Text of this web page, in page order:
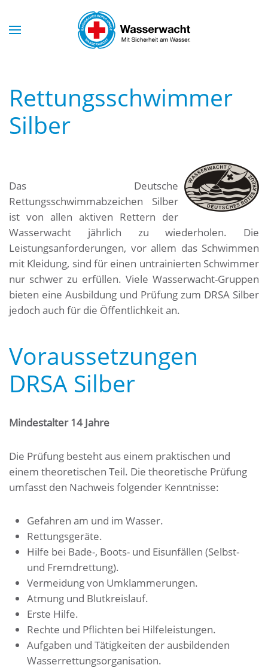
Skip to main content
Rettungsschwimmer
Silber
Das Deutsche
Rettungsschwimmabzeichen Silber
ist von allen aktiven Rettern der
Wasserwacht jährlich zu wiederholen. Die
Leistungsanforderungen, vor allem das Schwimmen
mit Kleidung, sind für einen untrainierten Schwimmer
nur schwer zu erfüllen. Viele Wasserwacht-Gruppen
bieten eine Ausbildung und Prüfung zum DRSA Silber
jedoch auch für die Öffentlichkeit an.
Voraussetzungen
DRSA Silber
Mindestalter 14 Jahre
Die Prüfung besteht aus einem praktischen und
einem theoretischen Teil. Die theoretische Prüfung
umfasst den Nachweis folgender Kenntnisse:
Gefahren am und im Wasser.
Rettungsgeräte.
Hilfe bei Bade-, Boots- und Eisunfällen (Selbst-
und Fremdrettung).
Vermeidung von Umklammerungen.
Atmung und Blutkreislauf.
Erste Hilfe.
Rechte und Pflichten bei Hilfeleistungen.
Aufgaben und Tätigkeiten der ausbildenden
Wasserrettungsorganisation.